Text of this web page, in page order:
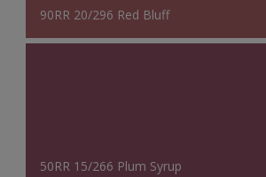
90RR 20/296 Red Bluff
50RR 15/266 Plum Syrup